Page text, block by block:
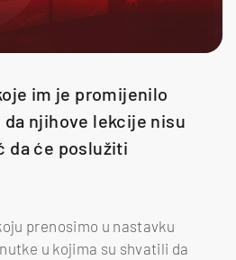
im je promijenilo
da njihove lekcije nisu
da će poslužiti
prenosimo u nastavku
u kojima su shvatili da